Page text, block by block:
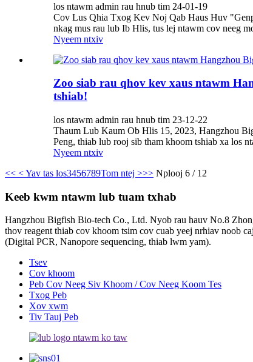
los ntawm admin rau hnub tim 24-01-19
Cov Lus Qhia Txog Kev Noj Qab Haus Huv
nkag mus rau lub Ib Hlis, tus lej ntawm cov neeg
Nyeem ntxiv
Zoo siab rau qhov kev xaus ntawm
tshiab!
los ntawm admin rau hnub tim 23-12-22
Thaum Lub Kaum Ob Hlis 15, 2023, Hangzhou
Peng, thiab lub rooj sib tham khoom tshiab xa los
Nyeem ntxiv
<< < Yav tas los3456789Tom ntej >>> Nplooj 6 / 12
Keeb kwm ntawm lub tuam txhab
Hangzhou Bigfish Bio-tech Co., Ltd. Nyob rau hauv No.8
thov reagent thiab cov khoom tsim cov cuab yeej nrhiav noob
(Digital PCR, Nanopore sequencing, thiab lwm yam).
Tsev
Cov khoom
Peb Cov Neeg Siv Khoom / Cov Neeg Koom Tes
Txog Peb
Xov xwm
Tiv Tauj Peb